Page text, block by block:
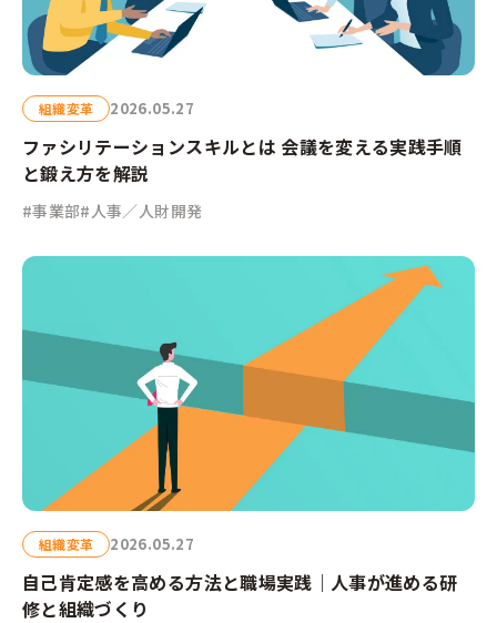
組織変革 2026.05.27
ファシリテーションスキルとは 会議を変える実践手順
と鍛え方を解説
#事業部#人事／人財開発
組織変革 2026.05.27
自己肯定感を高める方法と職場実践｜人事が進める研
修と組織づくり